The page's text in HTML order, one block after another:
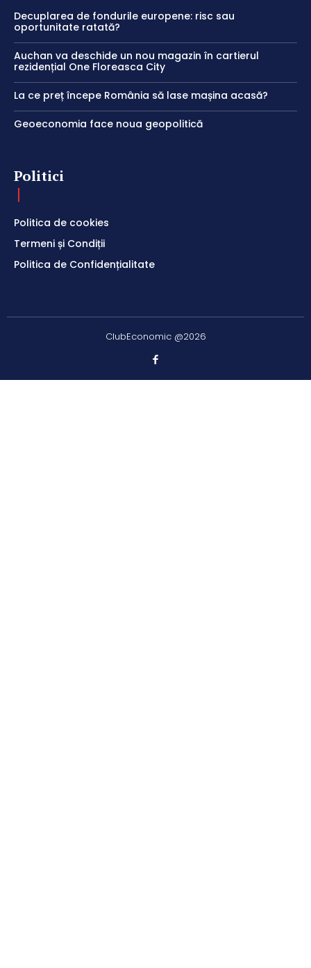
Decuplarea de fondurile europene: risc sau
oportunitate ratată?
Auchan va deschide un nou magazin în cartierul
rezidențial One Floreasca City
La ce preț începe România să lase mașina acasă?
Geoeconomia face noua geopolitică
Politici
Politica de cookies
Termeni și Condiții
Politica de Confidențialitate
ClubEconomic @2026